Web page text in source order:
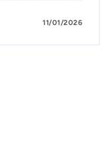
11/01/2026